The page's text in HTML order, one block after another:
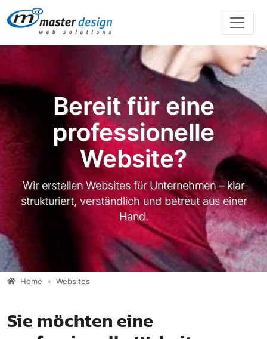
Direkt zur Hauptnavigation springen
Direkt zum Inhalt springen
Bereit für eine
professionelle
Website?
Wir erstellen Websites für Unternehmen – klar
strukturiert, verständlich und betreut aus einer
Hand.
Home Websites
Sie möchten eine